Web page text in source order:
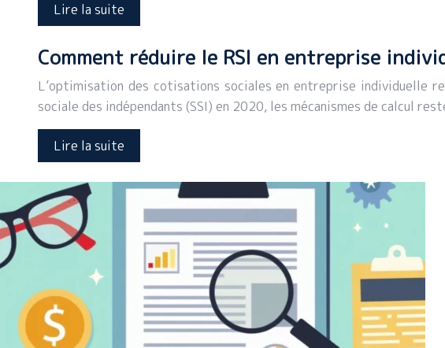
Lire la suite
Comment réduire le RSI en entreprise
L’optimisation des cotisations sociales en entreprise individuelle
sociale des indépendants (SSI) en 2020, les mécanismes de calcul
Lire la suite